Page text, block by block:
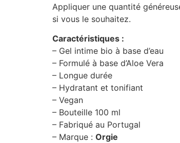
Appliquer une quantité
si vous le souhaitez.
Caractéristiques :
– Gel intime bio à base d’eau
– Formulé à base d’Aloe Vera
– Longue durée
– Hydratant et tonifiant
– Vegan
– Bouteille 100 ml
– Fabriqué au Portugal
– Marque : Orgie